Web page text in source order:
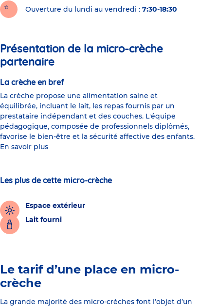
Ouverture du lundi au vendredi : 7:30-18:30
Présentation de la micro-crèche
partenaire
La crèche en bref
La crèche propose une alimentation saine et
équilibrée, incluant le lait, les repas fournis par un
prestataire indépendant et des couches. L'équipe
pédagogique, composée de professionnels diplômés,
favorise le bien-être et la sécurité affective des enfants.
En savoir plus
Les plus de cette micro-crèche
Espace extérieur
Lait fourni
Le tarif d’une place en micro-
crèche
La grande majorité des micro-crèches font l’objet d’un